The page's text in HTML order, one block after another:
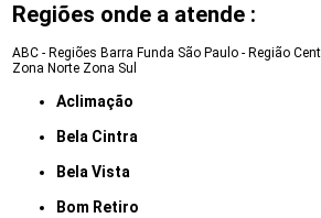
Regiões onde a atende :
ABC - Regiões Barra Funda São Paulo - Região
Zona Norte Zona Sul
Aclimação
Bela Cintra
Bela Vista
Bom Retiro